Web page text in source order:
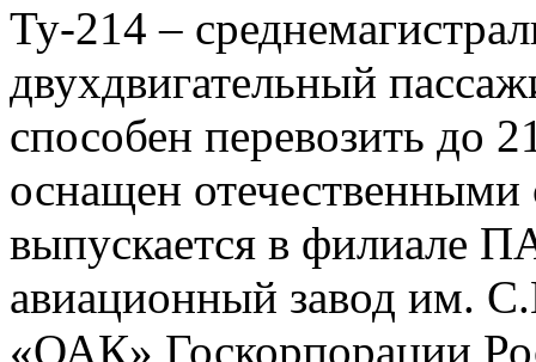
Ту-214 –
двухдвигательный
способен перевозить до
оснащен
выпускается в филиале
авиационный завод им.
«ОАК» Госкорпорации